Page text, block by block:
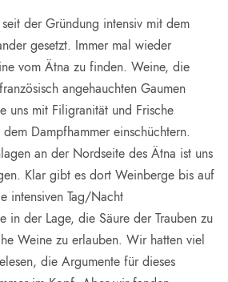
der Gründung intensiv mit dem
gesetzt. Immer mal wieder
vom Ätna zu finden. Weine, die
angehauchten Gaumen
uns mit Filigranität und Frische
Dampfhammer einschüchtern.
an der Nordseite des Ätna ist uns
Klar gibt es dort Weinberge bis auf
intensiven Tag/Nacht
in der Lage, die Säure der Trauben zu
Weine zu erlauben. Wir hatten viel
die Argumente für dieses